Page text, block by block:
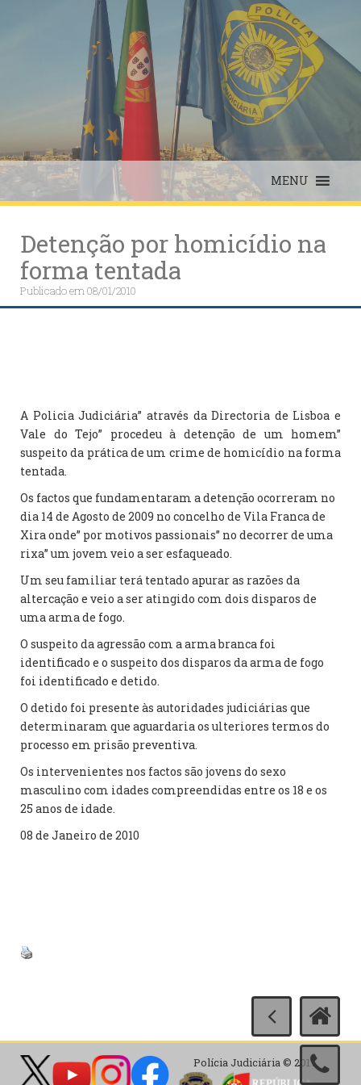
MENU
Detenção por homicídio na
forma tentada
Publicado em08/01/2010
A Policia Judiciária” através da Directoria de Lisboa e
Vale do Tejo” procedeu à detenção de um homem”
suspeito da prática de um crime de homicídio na forma
tentada.
Os factos que fundamentaram a detenção ocorreram no
dia 14 de Agosto de 2009 no concelho de Vila Franca de
Xira onde” por motivos passionais” no decorrer de uma
rixa” um jovem veio a ser esfaqueado.
Um seu familiar terá tentado apurar as razões da
altercação e veio a ser atingido com dois disparos de
uma arma de fogo.
O suspeito da agressão com a arma branca foi
identificado e o suspeito dos disparos da arma de fogo
foi identificado e detido.
O detido foi presente às autoridades judiciárias que
determinaram que aguardaria os ulteriores termos do
processo em prisão preventiva.
Os intervenientes nos factos são jovens do sexo
masculino com idades compreendidas entre os 18 e os
25 anos de idade.
08 de Janeiro de 2010
Polícia Judiciária © 2017